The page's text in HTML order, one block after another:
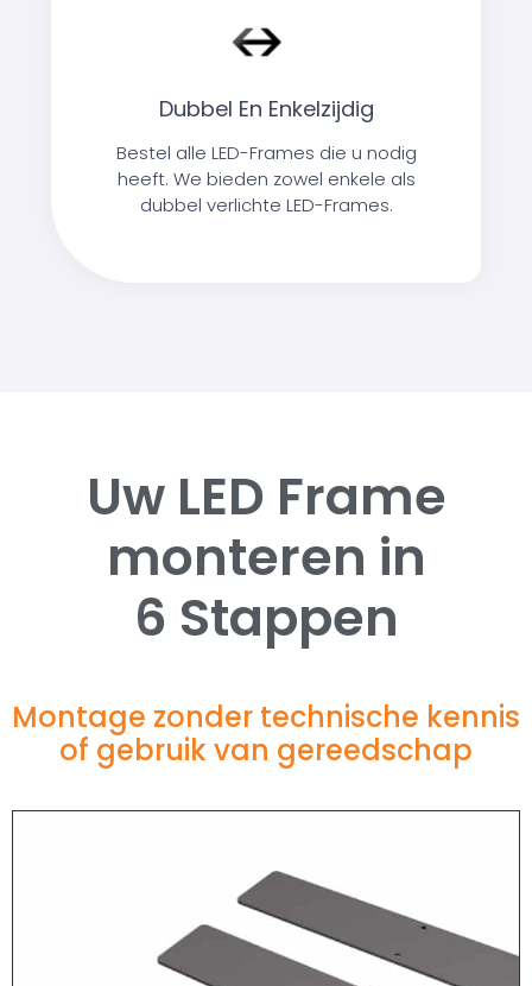
Dubbel En Enkelzijdig
Bestel alle LED-Frames die u nodig
heeft. We bieden zowel enkele als
dubbel verlichte LED-Frames.
Uw LED Frame
monteren in
6 Stappen
Montage zonder technische kennis
of gebruik van gereedschap